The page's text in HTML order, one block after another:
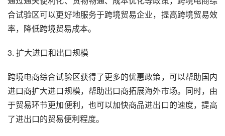
合试验区可以更好地服务于跨境贸易企业，提高跨境贸易效
率，降低跨境贸易成本。
3. 扩大进口和出口规模
跨境电商综合试验区获得了更多的优惠政策，可以帮助国内
进口商扩大进口规模，帮助出口商拓展海外市场。同时，由
于贸易环节更加便利，也可以加快商品进出口的速度，提高
了进出口的贸易便利程度。